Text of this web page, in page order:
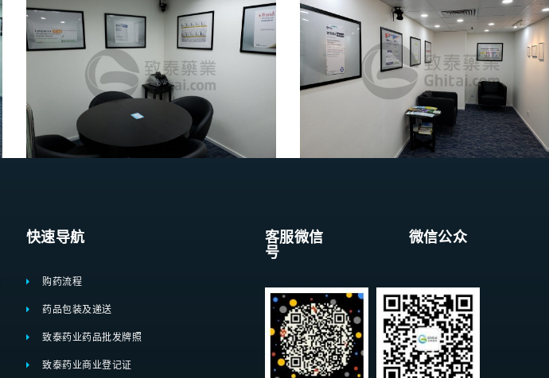
快速导航
购药流程
药品包装及递送
致泰药业药品批发牌照
致泰药业商业登记证
客服微信 微信公众
号